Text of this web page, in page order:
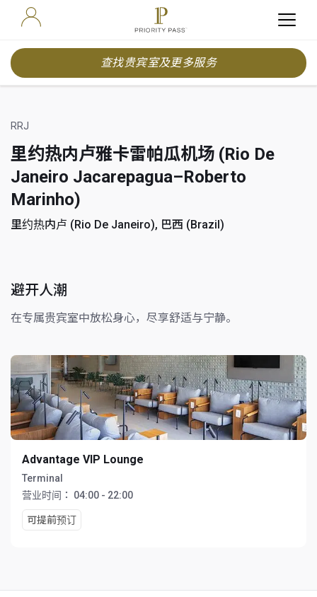
查找贵宾室及更多服务
RRJ
里约热内卢雅卡雷帕瓜机场 (Rio De
Janeiro Jacarepagua–Roberto
Marinho)
里约热内卢 (Rio De Janeiro), 巴西 (Brazil)
避开人潮
在专属贵宾室中放松身心，尽享舒适与宁静。
Advantage VIP Lounge
Terminal
营业时间：
04:00 - 22:00
可提前预订